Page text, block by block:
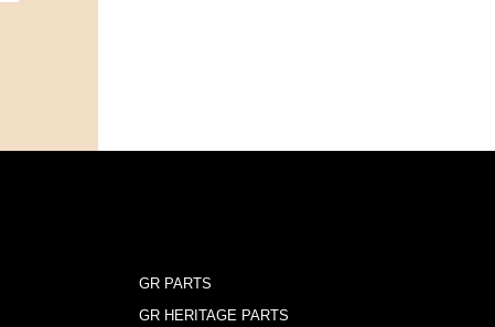
GR PARTS
GR HERITAGE PARTS